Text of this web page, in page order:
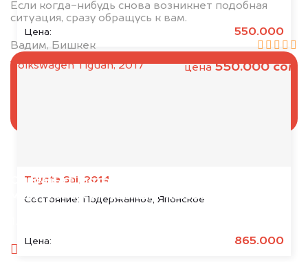
Цена: 550.000
Toyota Sai, 2014
Состояние: Подержанное, Японское
Цена: 865.000
Если когда-нибудь снова возникнет подобная
ситуация, сразу обращусь к вам.
Вадим, Бишкек
Volkswagen Tiguan, 2017
цена 550.000 сом
Выкупаем Мазда в
Отправьте фотографии автомобиля — через
минуту эксперт-оценщик назовёт сумму.